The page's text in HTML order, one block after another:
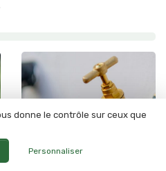
donne le contrôle sur ceux que
Personnaliser